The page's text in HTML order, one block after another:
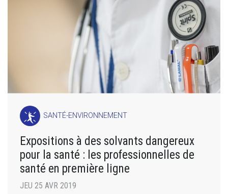
SANTÉ-ENVIRONNEMENT
Expositions à des solvants dangereux
pour la santé : les professionnelles de
santé en première ligne
JEU 25 AVR 2019